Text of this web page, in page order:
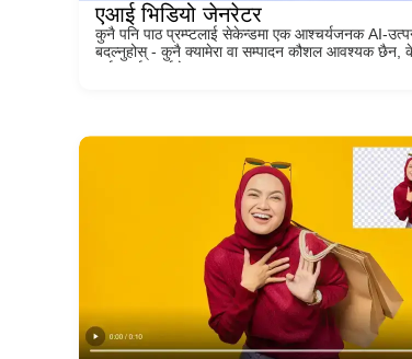
एआई भिडियो जेनरेटर
कुनै पनि पाठ प्रम्प्टलाई सेकेन्डमा एक आश्चर्यजनक AI-
बदल्नुहोस् - कुनै क्यामेरा वा सम्पादन कौशल आवश्यक छैन,
दर्शन वर्णन गर्नुहोस्।